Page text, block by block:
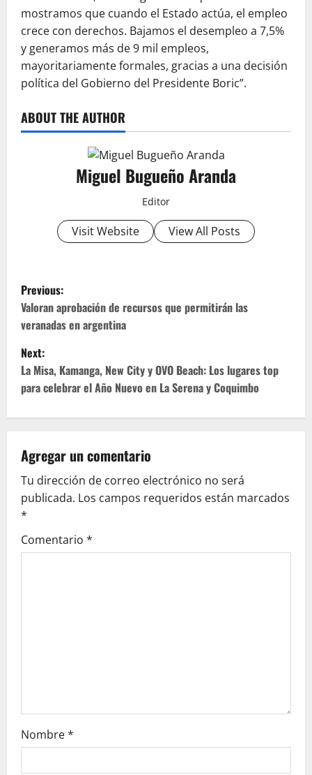
mostramos que cuando el Estado actúa, el empleo
crece con derechos. Bajamos el desempleo a 7,5%
y generamos más de 9 mil empleos,
mayoritariamente formales, gracias a una decisión
política del Gobierno del Presidente Boric”.
ABOUT THE AUTHOR
Miguel Bugueño Aranda
Editor
Visit Website View All Posts
P
o
s
t
n
v
i
g
a
Previous:
Valoran aprobación de recursos que permitirán las
veranadas en argentina
Next:
La Misa, Kamanga, New City y OVO Beach: Los lugares top
para celebrar el Año Nuevo en La Serena y Coquimbo
Agregar un comentario
Tu dirección de correo electrónico no será
publicada. Los campos requeridos están marcados
*
Comentario *
Nombre*